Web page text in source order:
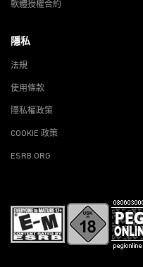
軟體授權合約
隱私
法規
使用條款
隱私權政策
COOKIE 政策
ESRB.ORG